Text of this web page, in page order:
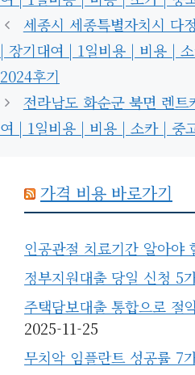
리
세종시 세종특별자치시 다
| 장기대여 | 1일비용 | 비용 |
2024후기
전라남도 화순군 북면 렌
여 | 1일비용 | 비용 | 소카 | 중
가격 비용 바로가기
인공관절 치료기간 알아야
정부지원대출 당일 신청 5
주택담보대출 통합으로 절
2025-11-25
무치악 임플란트 성공률 7